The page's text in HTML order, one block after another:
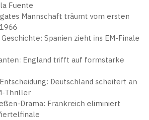
Fuente
Mannschaft träumt vom ersten
Spanien zieht ins EM-Finale
England trifft auf formstarke
Deutschland scheitert an
Thriller
Drama: Frankreich eliminiert